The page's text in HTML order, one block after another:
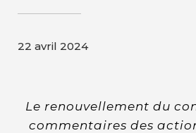
22 avril 2024
Le renouvellement du
commentaires des